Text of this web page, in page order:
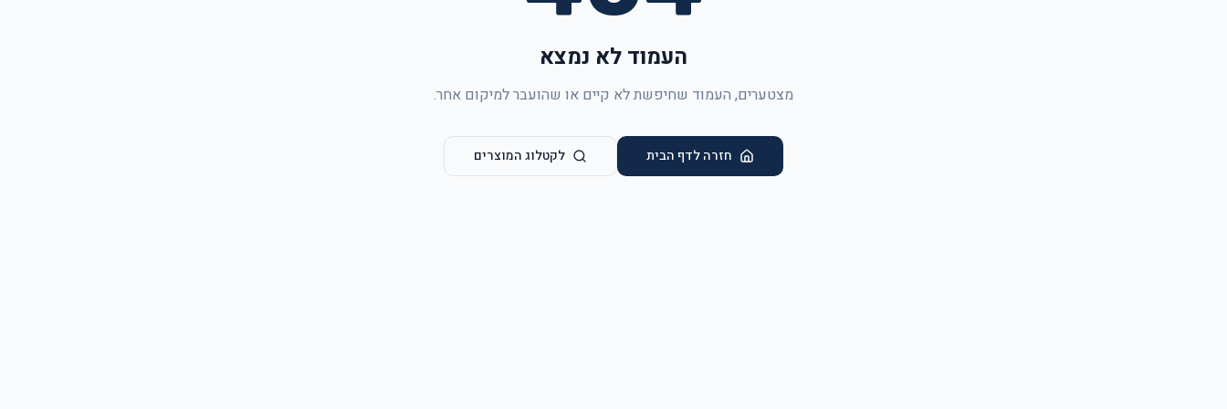
העמוד לא נמצא
מצטערים, העמוד שחיפשת לא קיים או שהועבר למיקום אחר.
חזרה לדף הבית לקטלוג המוצרים